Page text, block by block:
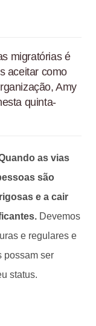
migratórias é
aceitar como
Amy
quinta-
as vias
são
e a cair
Devemos
e regulares e
possam ser
status.